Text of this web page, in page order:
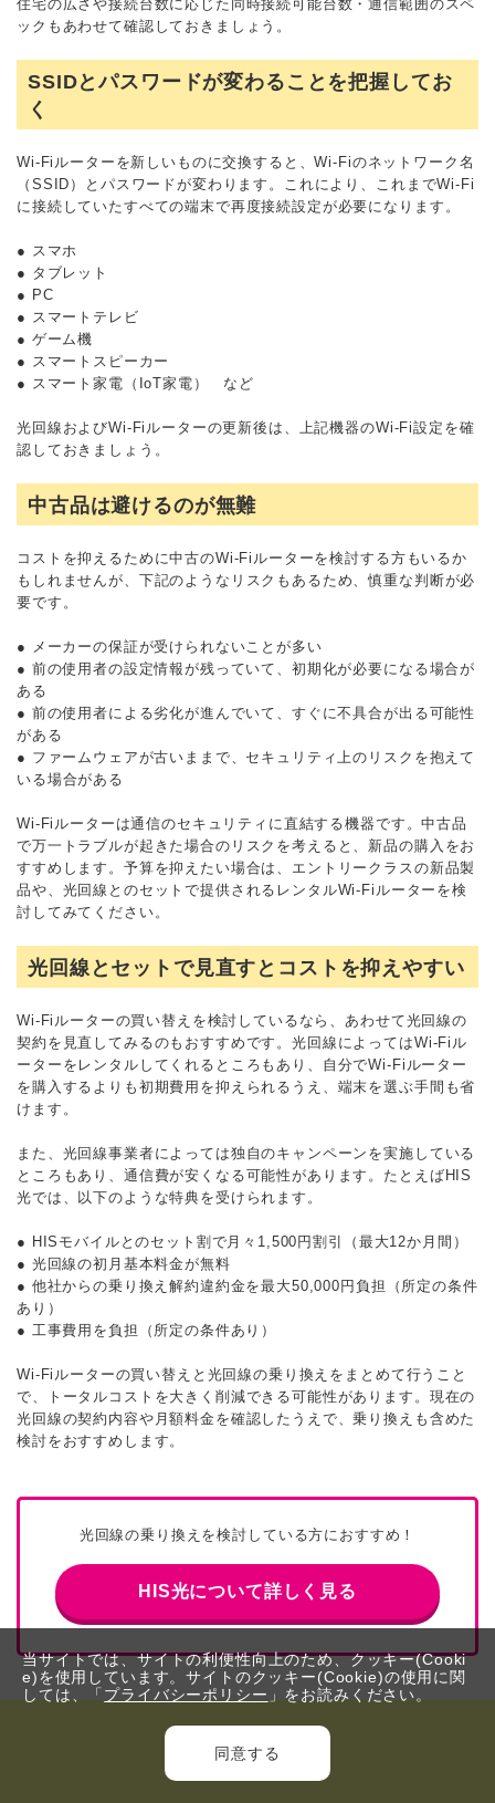
住宅の広さや接続台数に応じた同時接続可能台数・通信範囲のスペ
ックもあわせて確認しておきましょう。
SSIDとパスワードが変わることを把握してお
く
Wi-Fiルーターを新しいものに交換すると、Wi-Fiのネットワーク名
（SSID）とパスワードが変わります。これにより、これまでWi-Fi
に接続していたすべての端末で再度接続設定が必要になります。
● スマホ
● タブレット
● PC
● スマートテレビ
● ゲーム機
● スマートスピーカー
● スマート家電（IoT家電） など
光回線およびWi-Fiルーターの更新後は、上記機器のWi-Fi設定を確
認しておきましょう。
中古品は避けるのが無難
コストを抑えるために中古のWi-Fiルーターを検討する方もいるか
もしれませんが、下記のようなリスクもあるため、慎重な判断が必
要です。
● メーカーの保証が受けられないことが多い
● 前の使用者の設定情報が残っていて、初期化が必要になる場合が
ある
● 前の使用者による劣化が進んでいて、すぐに不具合が出る可能性
がある
● ファームウェアが古いままで、セキュリティ上のリスクを抱えて
いる場合がある
Wi-Fiルーターは通信のセキュリティに直結する機器です。中古品
で万一トラブルが起きた場合のリスクを考えると、新品の購入をお
すすめします。予算を抑えたい場合は、エントリークラスの新品製
品や、光回線とのセットで提供されるレンタルWi-Fiルーターを検
討してみてください。
光回線とセットで見直すとコストを抑えやすい
Wi-Fiルーターの買い替えを検討しているなら、あわせて光回線の
契約を見直してみるのもおすすめです。光回線によってはWi-Fiル
ーターをレンタルしてくれるところもあり、自分でWi-Fiルーター
を購入するよりも初期費用を抑えられるうえ、端末を選ぶ手間も省
けます。
また、光回線事業者によっては独自のキャンペーンを実施している
ところもあり、通信費が安くなる可能性があります。たとえばHIS
光では、以下のような特典を受けられます。
● HISモバイルとのセット割で月々1,500円割引（最大12か月間）
● 光回線の初月基本料金が無料
● 他社からの乗り換え解約違約金を最大50,000円負担（所定の条件
あり）
● 工事費用を負担（所定の条件あり）
Wi-Fiルーターの買い替えと光回線の乗り換えをまとめて行うこと
で、トータルコストを大きく削減できる可能性があります。現在の
光回線の契約内容や月額料金を確認したうえで、乗り換えも含めた
検討をおすすめします。
光回線の乗り換えを検討している方におすすめ！
HIS光について詳しく見る
当サイトでは、サイトの利便性向上のため、クッキー(Cooki
e)を使用しています。サイトのクッキー(Cookie)の使用に関
しては、「 プライバシーポリシー 」をお読みください。
同意する